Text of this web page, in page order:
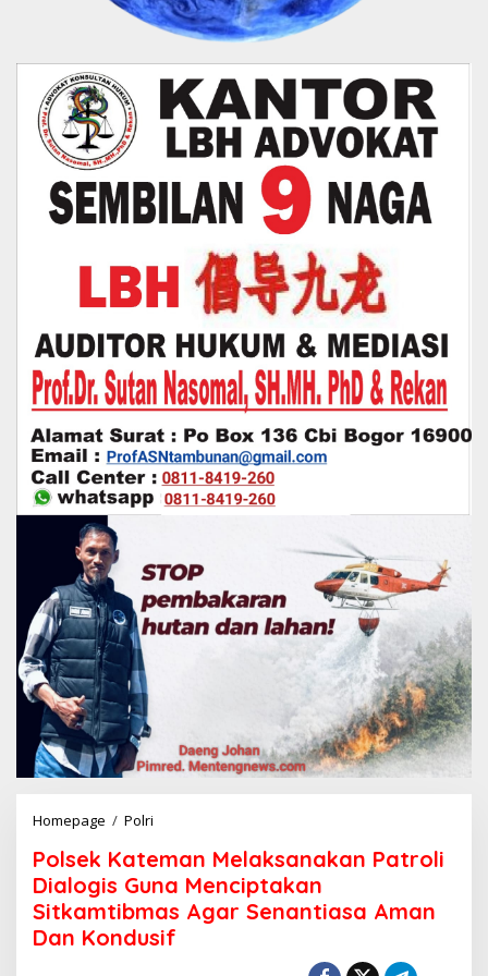
Homepage / Polri
l
s
e
k
K
Polsek Kateman Melaksanakan Patroli
Dialogis Guna Menciptakan
Sitkamtibmas Agar Senantiasa Aman
Dan Kondusif